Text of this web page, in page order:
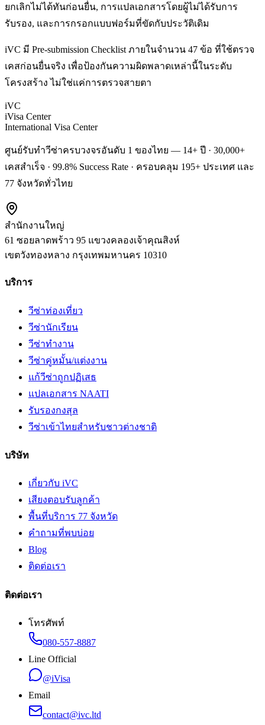
ยกเลิกไม่ได้ทันก่อนยื่น, การแปลเอกสารโดยผู้ไม่ได้รับการ
รับรอง, และการกรอกแบบฟอร์มที่ขัดกับประวัติเดิม
iVC มี Pre-submission Checklist ภายในจำนวน 47 ข้อ ที่ใช้ตรวจ
เคสก่อนยื่นจริง เพื่อป้องกันความผิดพลาดเหล่านี้ในระดับ
โครงสร้าง ไม่ใช่แค่การตรวจสายตา
iVC
iVisa Center
International Visa Center
ศูนย์รับทำวีซ่าครบวงจรอันดับ 1 ของไทย — 14+ ปี · 30,000+
เคสสำเร็จ · 99.8% Success Rate · ครอบคลุม 195+ ประเทศ และ
77 จังหวัดทั่วไทย
สำนักงานใหญ่
61 ซอยลาดพร้าว 95 แขวงคลองเจ้าคุณสิงห์
เขตวังทองหลาง กรุงเทพมหานคร 10310
บริการ
วีซ่าท่องเที่ยว
วีซ่านักเรียน
วีซ่าทำงาน
วีซ่าคู่หมั้น/แต่งงาน
แก้วีซ่าถูกปฏิเสธ
แปลเอกสาร NAATI
รับรองกงสุล
วีซ่าเข้าไทยสำหรับชาวต่างชาติ
บริษัท
เกี่ยวกับ iVC
เสียงตอบรับลูกค้า
พื้นที่บริการ 77 จังหวัด
คำถามที่พบบ่อย
Blog
ติดต่อเรา
ติดต่อเรา
โทรศัพท์
080-557-8887
Line Official
@iVisa
Email
contact@ivc.ltd